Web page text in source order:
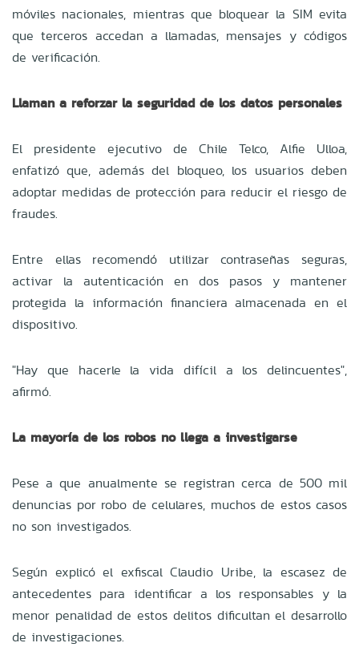
móviles nacionales, mientras que bloquear la SIM evita
que terceros accedan a llamadas, mensajes y códigos
de verificación.
Llaman a reforzar la seguridad de los datos personales
El presidente ejecutivo de Chile Telco, Alfie Ulloa,
enfatizó que, además del bloqueo, los usuarios deben
adoptar medidas de protección para reducir el riesgo de
fraudes.
Entre ellas recomendó utilizar contraseñas seguras,
activar la autenticación en dos pasos y mantener
protegida la información financiera almacenada en el
dispositivo.
"Hay que hacerle la vida difícil a los delincuentes",
afirmó.
La mayoría de los robos no llega a investigarse
Pese a que anualmente se registran cerca de 500 mil
denuncias por robo de celulares, muchos de estos casos
no son investigados.
Según explicó el exfiscal Claudio Uribe, la escasez de
antecedentes para identificar a los responsables y la
menor penalidad de estos delitos dificultan el desarrollo
de investigaciones.